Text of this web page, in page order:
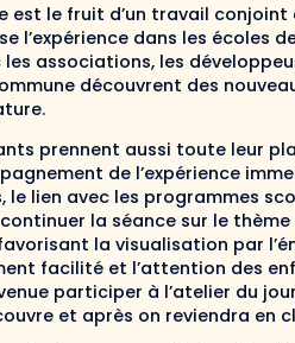
le fruit d’un travail conjoint
l’expérience dans les écoles
associations, les
découvrent des
prennent aussi toute leur
de l’expérience
le lien avec les programmes
la séance sur le thème
la visualisation par
facilité et l’attention des
participer à l’atelier du
et après on reviendra en